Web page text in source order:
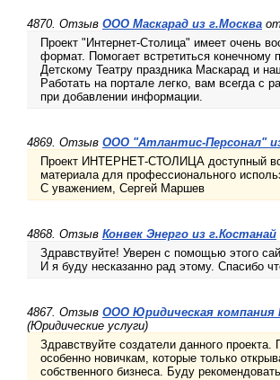
4870. Отзыв ООО Маскарад из г.Москва
Проект "Интернет-Столица" имеет очень
формат. Помогает встретиться конечному
Детскому Театру праздника Маскарад и
Работать на портале легко, вам всегда с
при добавлении информации.
4869. Отзыв ООО "Атлантис-Персонал"
Проект ИНТЕРНЕТ-СТОЛИЦА доступный
материала для профессионального
С уважением, Сергей Маршев
4868. Отзыв Конвек Энерго из г.Костанай
Здравствуйте! Уверен с помощью этого
И я буду несказанно рад этому. Спасибо
4867. Отзыв ООО Юридическая компания
(Юридические услуги)
Здравствуйте создатели данного
особенно новичкам, которые только
собственного бизнеса. Буду